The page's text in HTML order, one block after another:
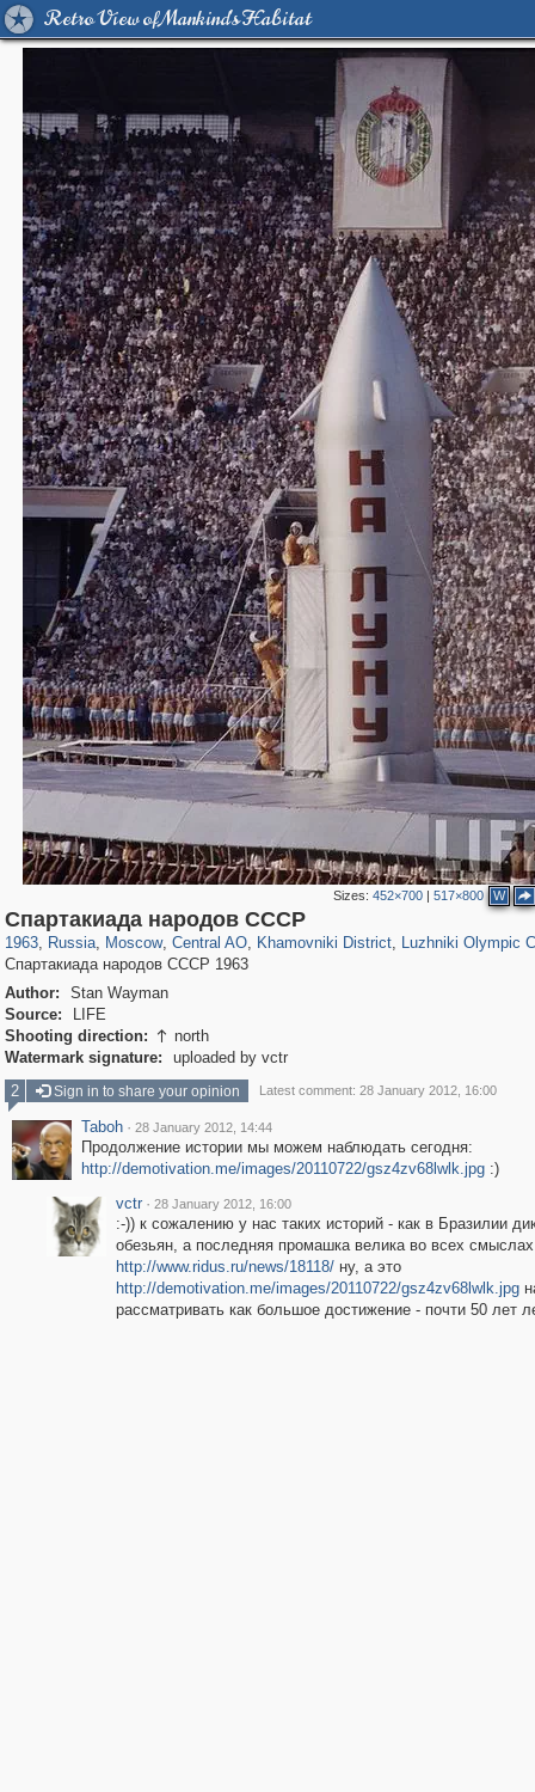
Retro View of Mankind's Habitat
Sizes:452×700 |517×800 W
Спартакиада народов СССР
1963, Russia
1,406,450 29,243
, Moscow
319,780 8,286
, Central AO
159,978 5,916
, Khamovniki District
19,394
, Luzhniki Olympic
11
Спартакиада народов СССР 1963
Author:
Stan Wayman
Source:
LIFE
Shooting direction:  north
Watermark signature:
uploaded by vctr
2
Sign in to share your opinion Latest comment: 28 January 2012, 16:00
Taboh · 28 January 2012, 14:44
Продолжение истории мы можем наблюдать сегодня:
http://demotivation.me/images/20110722/gsz4zv68lwlk.jpg:)
vctr · 28 January 2012, 16:00
:-)) к сожалению у нас таких историй - как в Бразилии
обезьян, а последняя промашка велика во всех смыслах
http://www.ridus.ru/news/18118/ну, а это
http://demotivation.me/images/20110722/gsz4zv68lwlk.jpg
рассматривать как большое достижение - почти 50 лет